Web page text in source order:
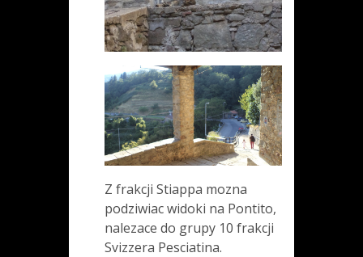
Z frakcji Stiappa mozna
podziwiac widoki na Pontito,
nalezace do grupy 10 frakcji
Svizzera Pesciatina.